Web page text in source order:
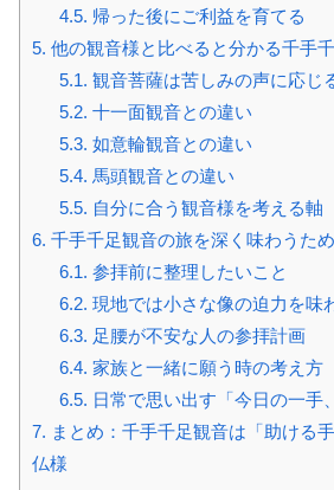
4.5. 帰った後にご利益を育てる
5. 他の観音様と比べると分かる千手
5.1. 観音菩薩は苦しみの声に応じ
5.2. 十一面観音との違い
5.3. 如意輪観音との違い
5.4. 馬頭観音との違い
5.5. 自分に合う観音様を考える軸
6. 千手千足観音の旅を深く味わうた
6.1. 参拝前に整理したいこと
6.2. 現地では小さな像の迫力を味
6.3. 足腰が不安な人の参拝計画
6.4. 家族と一緒に願う時の考え方
6.5. 日常で思い出す「今日の一手
7. まとめ：千手千足観音は「助ける
仏様